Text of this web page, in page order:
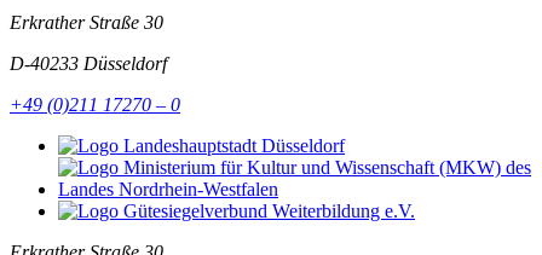
Erkrather Straße 30
D-40233 Düsseldorf
+49 (0)211 17270 – 0